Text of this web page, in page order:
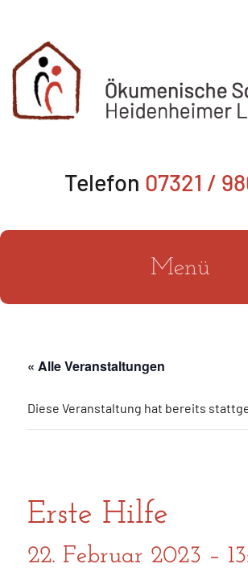
Inhalt
springen
Telefon 07321 /
Menü
« Alle Veranstaltungen
Diese Veranstaltung hat bereits
Erste Hilfe
22. Februar 2023 –